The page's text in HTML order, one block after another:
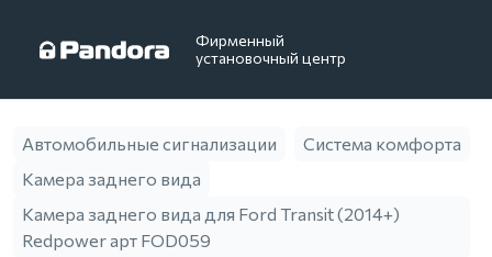
Фирменный
установочный центр
Автомобильные сигнализации
Система комфорта
Камера заднего вида
Камера заднего вида для Ford Transit (2014+)
Redpower арт FOD059